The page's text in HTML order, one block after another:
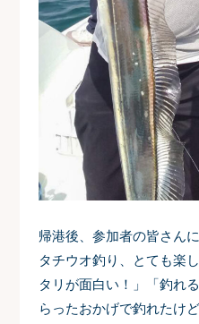
帰港後、参加者の皆さん
タチウオ釣り、とても楽
タリが面白い！」「釣れ
らったおかげで釣れたけ